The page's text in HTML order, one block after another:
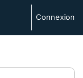
Connexion